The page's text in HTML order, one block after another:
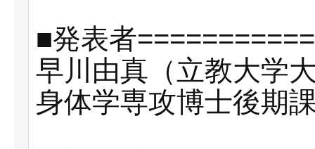
■発表者
早川由真（立教大学
身体学専攻博士後期